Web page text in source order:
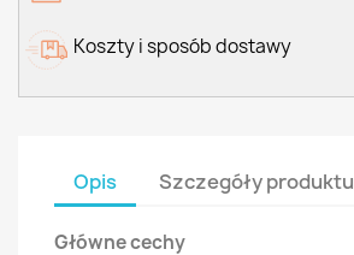
Koszty i sposób dostawy
Opis Szczegóły produktu
Główne cechy